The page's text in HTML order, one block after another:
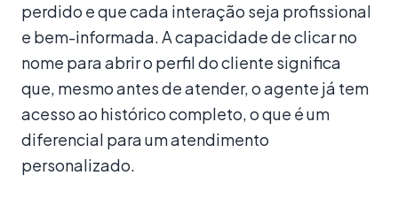
perdido e que cada interação seja profissional
e bem-informada. A capacidade de clicar no
nome para abrir o perfil do cliente significa
que, mesmo antes de atender, o agente já tem
acesso ao histórico completo, o que é um
diferencial para um atendimento
personalizado.